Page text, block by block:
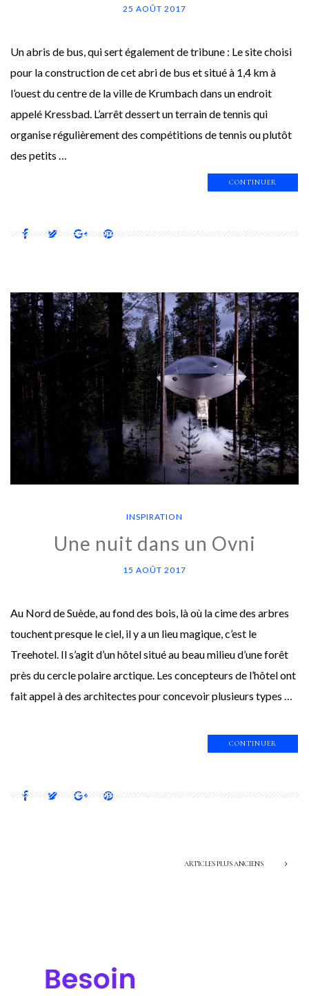
25 AOÛT 2017
Un abris de bus, qui sert également de tribune : Le site choisi
pour la construction de cet abri de bus et situé à 1,4 km à
l’ouest du centre de la ville de Krumbach dans un endroit
appelé Kressbad. L’arrêt dessert un terrain de tennis qui
organise régulièrement des compétitions de tennis ou plutôt
des petits …
CONTINUER
INSPIRATION
Une nuit dans un Ovni
15 AOÛT 2017
Au Nord de Suède, au fond des bois, là où la cime des arbres
touchent presque le ciel, il y a un lieu magique, c’est le
Treehotel. Il s’agit d’un hôtel situé au beau milieu d’une forêt
près du cercle polaire arctique. Les concepteurs de l’hôtel ont
fait appel à des architectes pour concevoir plusieurs types …
CONTINUER
ARTICLES PLUS ANCIENS